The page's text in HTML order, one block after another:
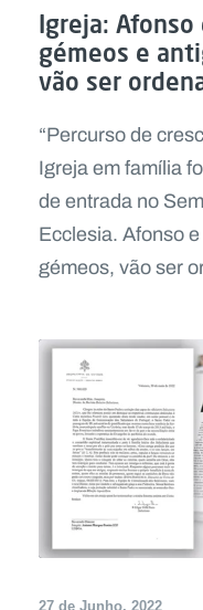
Igreja: Afonso
gémeos e
vão ser
“Percurso de
Igreja em família
de entrada no
Ecclesia. Afonso
gémeos, vão ser
27 de Junho, 2022